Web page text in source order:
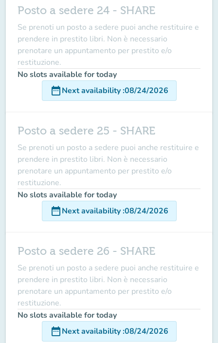
Posto a sedere 24 - SHARE
Se prenoti un posto a sedere puoi anche restituire e
prendere in prestito libri. Non è necessario
prenotare un appuntamento per prestito e/o
restituzione.
No slots available for today
date_rangeNext availability:08/24/2026
Posto a sedere 25 - SHARE
Se prenoti un posto a sedere puoi anche restituire e
prendere in prestito libri. Non è necessario
prenotare un appuntamento per prestito e/o
restituzione.
No slots available for today
date_rangeNext availability:08/24/2026
Posto a sedere 26 - SHARE
Se prenoti un posto a sedere puoi anche restituire e
prendere in prestito libri. Non è necessario
prenotare un appuntamento per prestito e/o
restituzione.
No slots available for today
date_rangeNext availability:08/24/2026